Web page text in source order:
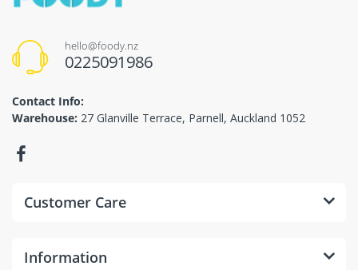
hello@foody.nz
0225091986
Contact Info:
Warehouse: 27 Glanville Terrace, Parnell, Auckland 1052
Customer Care
Information